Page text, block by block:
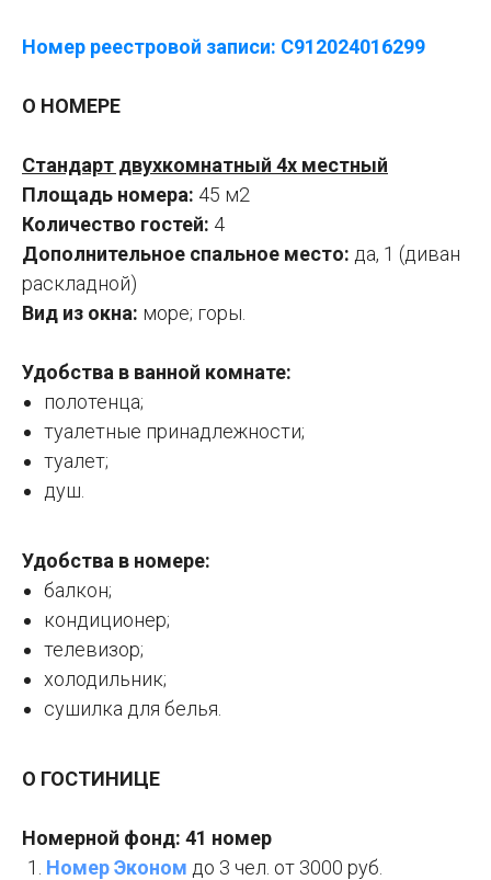
Номер реестровой записи: С912024016299
О НОМЕРЕ
Стандарт двухкомнатный 4х местный
Площадь номера: 45 м2
Количество гостей: 4
Дополнительное спальное место: да, 1 (диван
раскладной)
Вид из окна: море; горы.
Удобства в ванной комнате:
полотенца;
туалетные принадлежности;
туалет;
душ.
Удобства в номере:
балкон;
кондиционер;
телевизор;
холодильник;
сушилка для белья.
О ГОСТИНИЦЕ
Номерной фонд: 41 номер
Номер Эконом до 3 чел. от 3000 руб.